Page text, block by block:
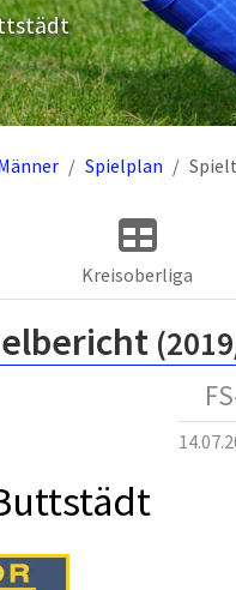
Spielplan
Kreisoberliga